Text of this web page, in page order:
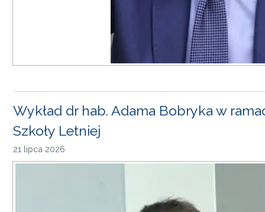
Wykład dr hab. Adama Bobryka w
Szkoły Letniej
21 lipca 2026